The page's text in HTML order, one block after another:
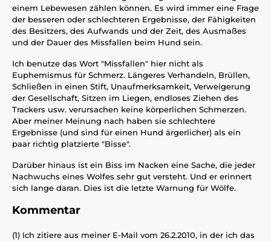
einem Lebewesen zählen können. Es wird immer eine Frage
der besseren oder schlechteren Ergebnisse, der Fähigkeiten
des Besitzers, des Aufwands und der Zeit, des Ausmaßes
und der Dauer des Missfallen beim Hund sein.
Ich benutze das Wort "Missfallen" hier nicht als
Euphemismus für Schmerz. Längeres Verhandeln, Brüllen,
Schließen in einen Stift, Unaufmerksamkeit, Verweigerung
der Gesellschaft, Sitzen im Liegen, endloses Ziehen des
Trackers usw. verursachen keine körperlichen Schmerzen.
Aber meiner Meinung nach haben sie schlechtere
Ergebnisse (und sind für einen Hund ärgerlicher) als ein
paar richtig platzierte "Bisse".
Darüber hinaus ist ein Biss im Nacken eine Sache, die jeder
Nachwuchs eines Wolfes sehr gut versteht. Und er erinnert
sich lange daran. Dies ist die letzte Warnung für Wölfe.
Kommentar
(1) Ich zitiere aus meiner E-Mail vom 26.2.2010, in der ich das